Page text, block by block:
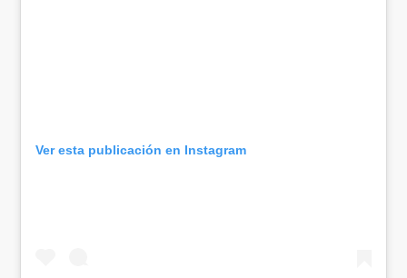
Ver esta publicación en Instagram